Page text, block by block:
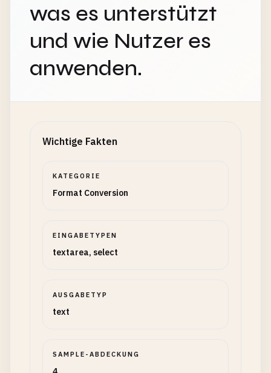
was es unterstützt
und wie Nutzer es
anwenden.
Wichtige Fakten
KATEGORIE
Format Conversion
EINGABETYPEN
textarea, select
AUSGABETYP
text
SAMPLE-ABDECKUNG